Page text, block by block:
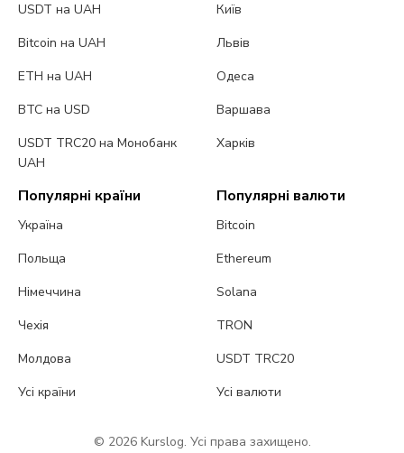
USDT на UAH
Bitcoin на UAH
ETH на UAH
BTC на USD
USDT TRC20 на Монобанк
UAH
Київ
Львів
Одеса
Варшава
Харків
Популярні країни
Україна
Польща
Німеччина
Чехія
Молдова
Усі країни
Популярні валюти
Bitcoin
Ethereum
Solana
TRON
USDT TRC20
Усі валюти
© 2026 Kurslog. Усі права захищено.